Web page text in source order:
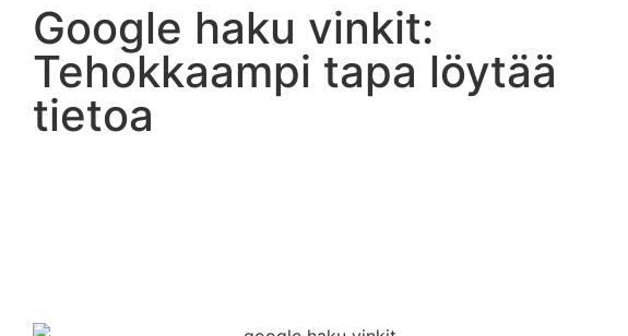
Google haku vinkit:
Tehokkaampi tapa löytää
tietoa